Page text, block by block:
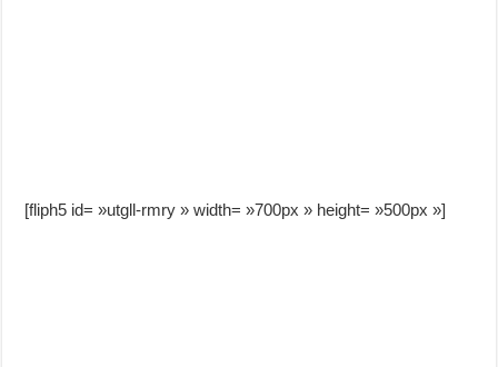
[fliph5 id= »utgll-rmry » width= »700px » height= »500px »]